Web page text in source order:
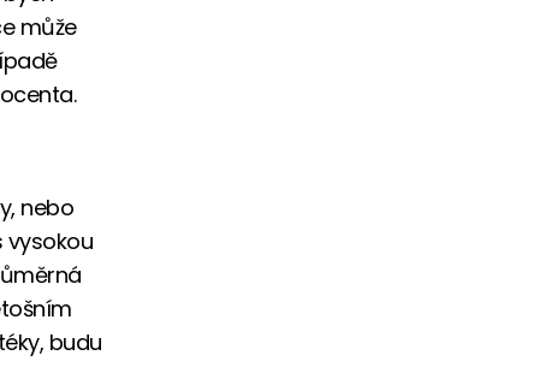
může
nebo
vysokou
budu